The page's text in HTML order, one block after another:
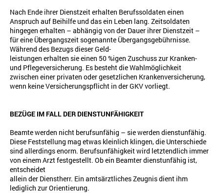
Nach Ende ihrer Dienstzeit erhalten Berufssoldaten einen
Anspruch auf Beihilfe und das ein Leben lang. Zeitsoldaten
hingegen erhalten – abhängig von der Dauer ihrer Dienstzeit –
für eine Übergangszeit sogenannte Übergangsgebührnisse.
Während des Bezugs dieser Geld-
leistungen erhalten sie einen 50 %igen Zuschuss zur Kranken-
und Pflegeversicherung. Es besteht die Wahlmöglichkeit
zwischen einer privaten oder gesetzlichen Krankenversicherung,
wenn keine Versicherungspflicht in der GKV vorliegt.
BEZÜGE IM FALL DER DIENSTUNFÄHIGKEIT
Beamte werden nicht berufsunfähig – sie werden dienstunfähig.
Diese Feststellung mag etwas kleinlich klingen, die Unterschiede
sind allerdings enorm. Berufsunfähigkeit wird letztendlich immer
von einem Arzt festgestellt. Ob ein Beamter dienstunfähig ist,
entscheidet
allein der Dienstherr. Ein amtsärztliches Zeugnis dient ihm
lediglich zur Orientierung.